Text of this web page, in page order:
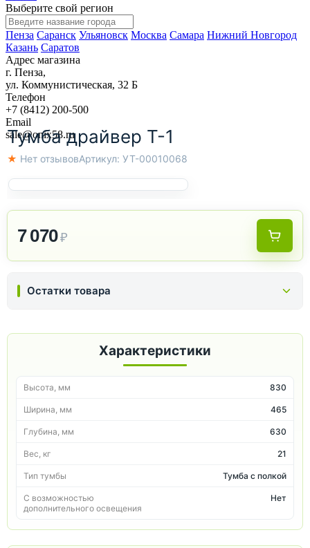
Выберите свой регион
Пенза Саранск Ульяновск Москва Самара Нижний Новгород
Казань Саратов
Адрес магазина
г. Пенза,
ул. Коммунистическая, 32 Б
Телефон
+7 (8412) 200-500
Email
sale@onix58.ru
Тумба драйвер Т-1
★ Нет отзывовАртикул: УТ-00010068
7 070₽
Остатки товара
Характеристики
Высота, мм 830
Ширина, мм 465
Глубина, мм 630
Вес, кг 21
Тип тумбы Тумба с полкой
С возможностью
дополнительного освещения
Нет